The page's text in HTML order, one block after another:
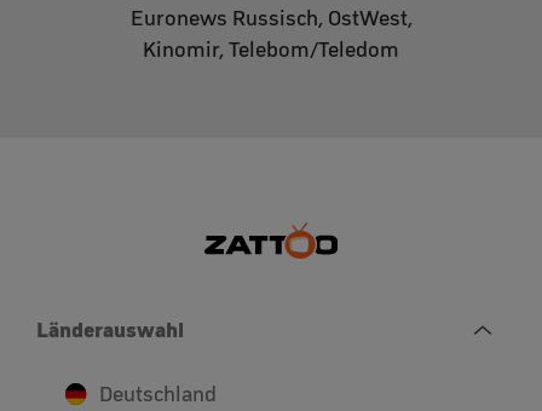
Euronews Russisch, OstWest,
Kinomir, Telebom/Teledom
Länderauswahl
Deutschland